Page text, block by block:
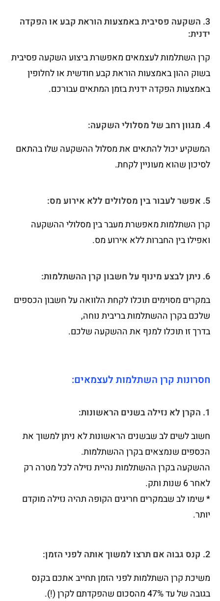
3. השקעה פסיבית באמצעות הוראת קבע או הפקדה
ידנית:
קרן השתלמות לעצמאים מאפשרת ביצוע השקעה פסיבית
בשוק ההון באמצעות הוראת קבע חודשית או לחלופין
באמצעות הפקדה ידנית בזמן המתאים עבורכם.
4. מגוון רחב של מסלולי השקעה:
המשקיע יכול להתאים את מסלול ההשקעה שלו בהתאם
לסיכון שהוא מעוניין לקחת.
5. אפשר לעבור בין מסלולים ללא אירוע מס:
קרן השתלמות מאפשרת מעבר בין מסלולי ההשקעה
ואפילו בין החברות ללא אירוע מס.
6. ניתן לבצע מינוף על חשבון קרן ההשתלמות:
במקרים מסוימים תוכלו לקחת הלוואה על חשבון הכספים
שלכם בקרן ההשתלמות בריבית נוחה,
בדרך זו תוכלו למנף את ההשקעה שלכם.
חסרונות קרן השתלמות לעצמאים:
1. הקרן לא נזילה בשנים הראשונות:
חשוב לשים לב שבשנים הראשונות לא ניתן למשוך את
הכספים שנמצאים בקרן ההשתלמות.
ההשקעה בקרן ההשתלמות נהיית נזילה לכל מטרה רק
לאחר 6 שנות ותק.
* שימו לב שבמקרים חריגים הקופה תהיה נזילה מוקדם
יותר.
2. קנס גבוה אם תרצו למשוך אותה לפני הזמן:
משיכת קרן השתלמות לפני הזמן תחייב אתכם בקנס
בגובה של עד 47% מהסכום שהפקדתם לקרן (!).